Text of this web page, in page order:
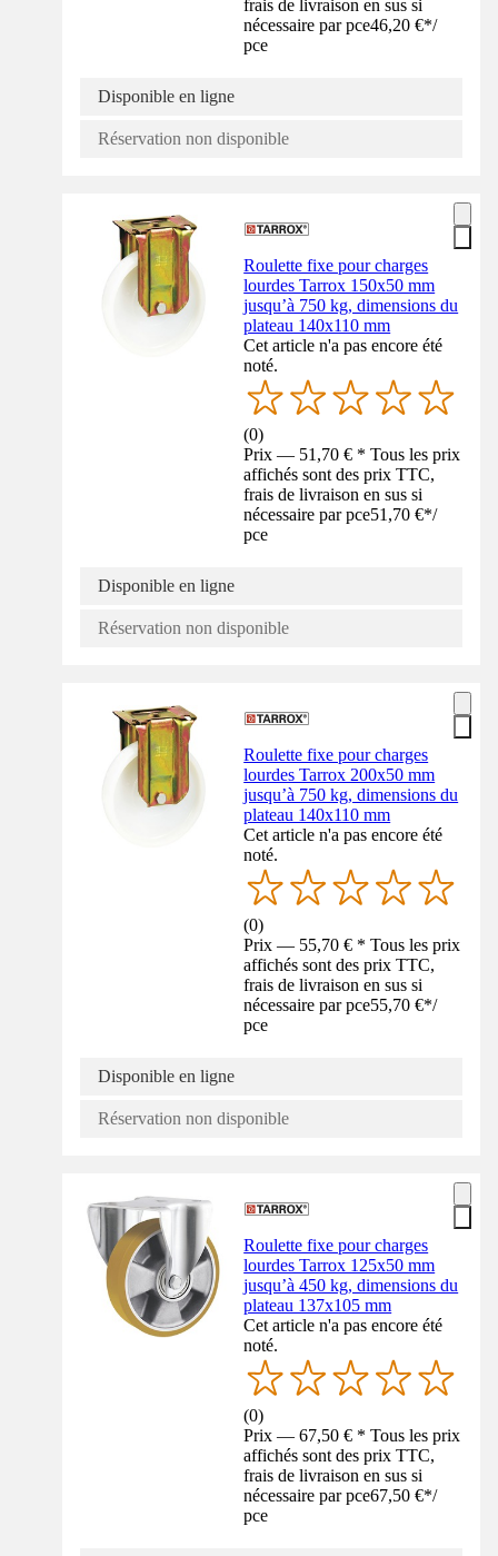
frais de livraison en sus si
nécessaire par pce46,20 €*/
pce
Disponible en ligne
Réservation non disponible
Roulette fixe pour charges
lourdes Tarrox 150x50 mm
jusqu’à 750 kg, dimensions du
plateau 140x110 mm
Cet article n'a pas encore été
noté.
(0)
Prix — 51,70 € * Tous les prix
affichés sont des prix TTC,
frais de livraison en sus si
nécessaire par pce51,70 €*/
pce
Disponible en ligne
Réservation non disponible
Roulette fixe pour charges
lourdes Tarrox 200x50 mm
jusqu’à 750 kg, dimensions du
plateau 140x110 mm
Cet article n'a pas encore été
noté.
(0)
Prix — 55,70 € * Tous les prix
affichés sont des prix TTC,
frais de livraison en sus si
nécessaire par pce55,70 €*/
pce
Disponible en ligne
Réservation non disponible
Roulette fixe pour charges
lourdes Tarrox 125x50 mm
jusqu’à 450 kg, dimensions du
plateau 137x105 mm
Cet article n'a pas encore été
noté.
(0)
Prix — 67,50 € * Tous les prix
affichés sont des prix TTC,
frais de livraison en sus si
nécessaire par pce67,50 €*/
pce